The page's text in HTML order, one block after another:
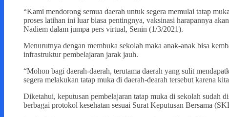
“Kami mendorong semua daerah untuk segera memulai tatap
proses latihan ini luar biasa pentingnya, vaksinasi harapannya
Nadiem dalam jumpa pers virtual, Senin (1/3/2021).
Menurutnya dengan membuka sekolah maka anak-anak bisa
infrastruktur pembelajaran jarak jauh.
“Mohon bagi daerah-daerah, terutama daerah yang sulit
segera melakukan tatap muka di daerah-dearah tersebut karena
Diketahui, keputusan pembelajaran tatap muka di sekolah sudah
berbagai protokol kesehatan sesuai Surat Keputusan Bersama